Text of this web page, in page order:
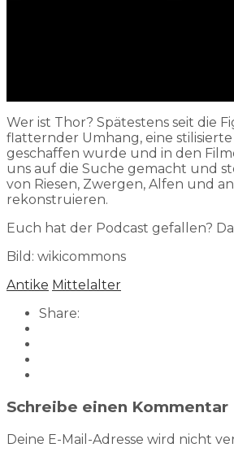
Wer ist Thor? Spätestens seit die
flatternder Umhang, eine
geschaffen wurde und in den
uns auf die Suche gemacht und
von Riesen, Zwergen, Alfen und
rekonstruieren.
Euch hat der Podcast gefallen?
Bild: wikicommons
Antike Mittelalter
Share:
Schreibe einen Kommentar
Deine E-Mail-Adresse wird nicht